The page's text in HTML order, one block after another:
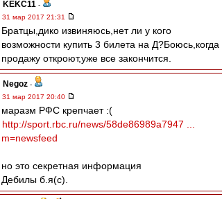
KEKC11 -
31 мар 2017 21:31
Братцы,дико извиняюсь,нет ли у кого
возможности купить 3 билета на Д?Боюсь,когда
продажу откроют,уже все закончится.
Negoz -
31 мар 2017 20:40
маразм РФС крепчает :(
http://sport.rbc.ru/news/58de86989a7947 ...
m=newsfeed
но это секретная информация
Дебилы б.я(с).